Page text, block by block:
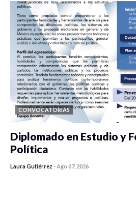
CONVOCATORIAS
Diplomado en Estudio y
Política
Laura Gutiérrez -Ago 07, 2026